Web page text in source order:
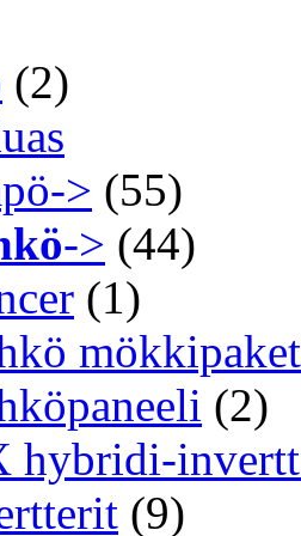
(2)
> (55)
-> (44)
(1)
(2)
hybridi-
(9)